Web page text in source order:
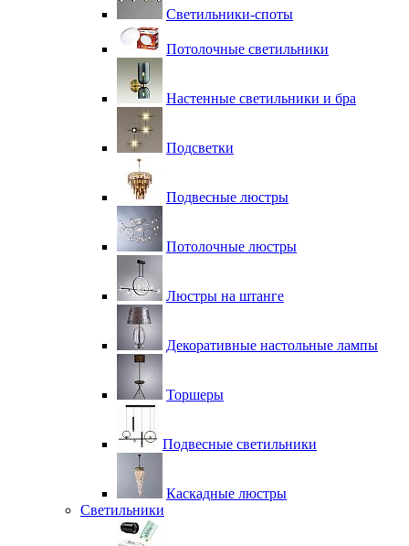
Светильники-споты
Потолочные светильники
Настенные светильники и бра
Подсветки
Подвесные люстры
Потолочные люстры
Люстры на штанге
Декоративные настольные лампы
Торшеры
Подвесные светильники
Каскадные люстры
Светильники